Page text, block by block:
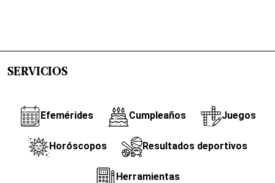
SERVICIOS
Efemérides Cumpleaños Juegos
Horóscopos Resultados deportivos
Herramientas